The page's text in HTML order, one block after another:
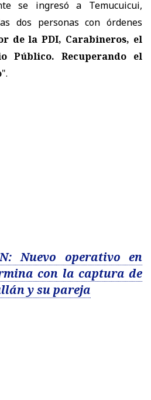
se ingresó a Temucuicui,
dos personas con órdenes
de la PDI, Carabineros, el
Público. Recuperando el
".
Nuevo operativo en
con la captura de
y su pareja